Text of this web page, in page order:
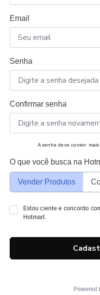
Email
Senha
Confirmar senha
A senha deve conter:
O que você busca na
Vender Produtos
Estou ciente e concordo
Hotmart.
Powered